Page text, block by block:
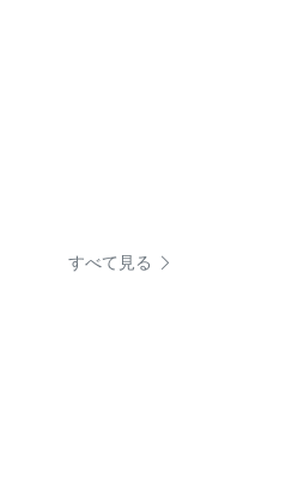
すべて見る